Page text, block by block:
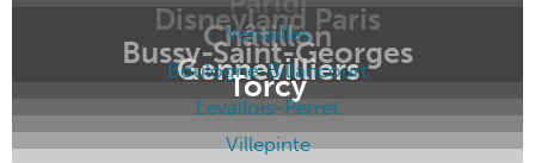
Disneyland Paris
Châtillon
Bussy-Saint-Georges
Gennevilliers
Torcy
Versailles
Boulogne-Billancourt
Levallois-Perret
Villepinte